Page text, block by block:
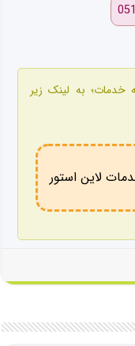
خدمات؛ به لینک زیر
لاین استور